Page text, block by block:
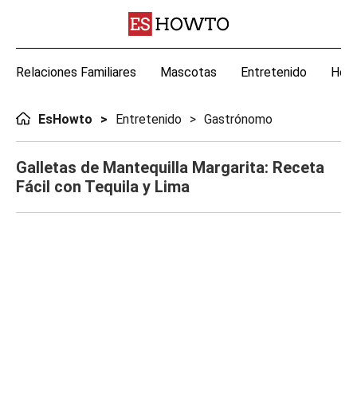
Relaciones Familiares Mascotas Entretenido
EsHowto Entretenido Gastrónomo
Galletas de Mantequilla Margarita: Receta
Fácil con Tequila y Lima